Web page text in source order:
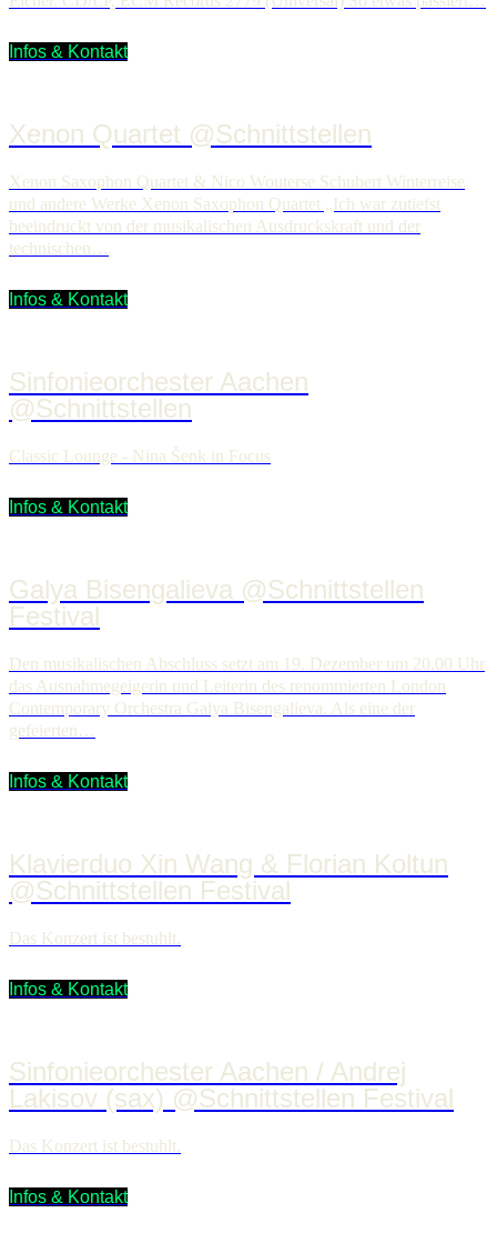
Infos & Kontakt
Xenon Quartet @Schnittstellen
Xenon Saxophon Quartet & Nico Wouterse Schubert Winterreise
und andere Werke Xenon Saxophon Quartet „Ich war zutiefst
beeindruckt von der musikalischen Ausdruckskraft und der
technischen…
Infos & Kontakt
Sinfonieorchester Aachen
@Schnittstellen
Classic Lounge - Nina Šenk in Focus
Infos & Kontakt
Galya Bisengalieva @Schnittstellen
Festival
Den musikalischen Abschluss setzt am 19. Dezember um 20.00 Uhr
das Ausnahmegeigerin und Leiterin des renommierten London
Contemporary Orchestra Galya Bisengalieva. Als eine der
gefeierten…
Infos & Kontakt
Klavierduo Xin Wang & Florian Koltun
@Schnittstellen Festival
Das Konzert ist bestuhlt.
Infos & Kontakt
Sinfonieorchester Aachen / Andrej
Lakisov (sax) @Schnittstellen Festival
Das Konzert ist bestuhlt.
Infos & Kontakt